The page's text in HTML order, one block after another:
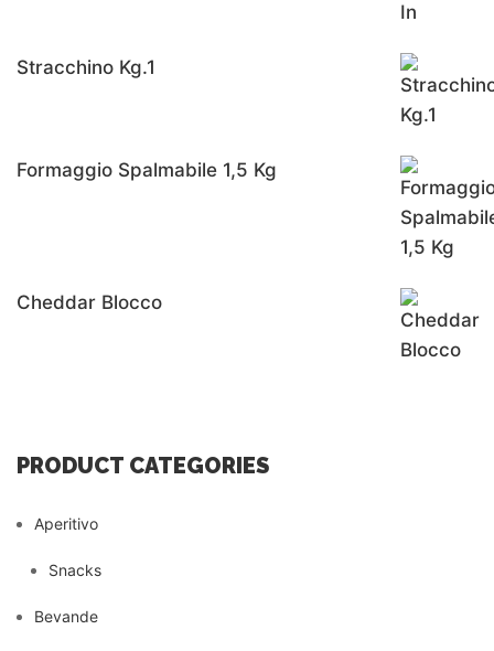
Stracchino Kg.1
Formaggio Spalmabile 1,5 Kg
Cheddar Blocco
PRODUCT CATEGORIES
Aperitivo
Snacks
Bevande